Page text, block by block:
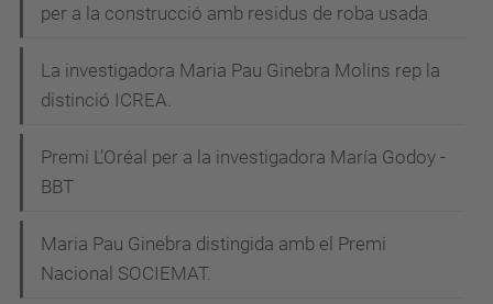
per a la construcció amb residus de roba usada
La investigadora Maria Pau Ginebra Molins rep la
distinció ICREA.
Premi L’Oréal per a la investigadora María Godoy -
BBT
Maria Pau Ginebra distingida amb el Premi
Nacional SOCIEMAT.